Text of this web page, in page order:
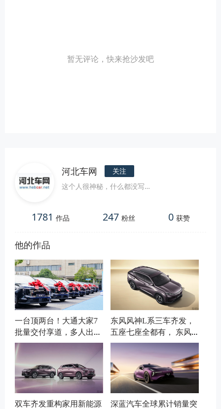
暂无评论，快来抢沙发吧
河北车网
关注
这个人很神秘，什么都没写…
1781 作品 247 粉丝 0 获赞
他的作品
一台顶两台！大通大家7
批量交付享道，多人出行
有了新选择
东风风神L系三车齐发，
五座七座全都有， 东风
最新的技术给风神
双车齐发重构家用新能源
深蓝汽车全球累计销量突